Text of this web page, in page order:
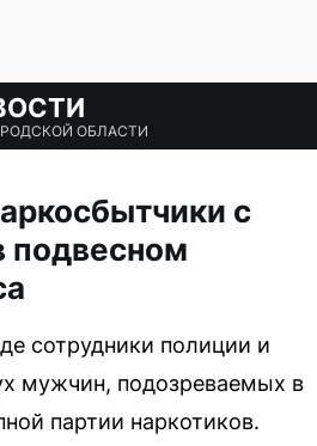
ОБЛАСТИ
с
подвесном
сотрудники полиции и
мужчин, подозреваемых в
партии наркотиков.